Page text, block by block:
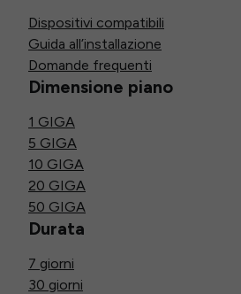
Dispositivi compatibili
Guida all’installazione
Domande frequenti
Dimensione piano
1 GIGA
5 GIGA
10 GIGA
20 GIGA
50 GIGA
Durata
7 giorni
30 giorni